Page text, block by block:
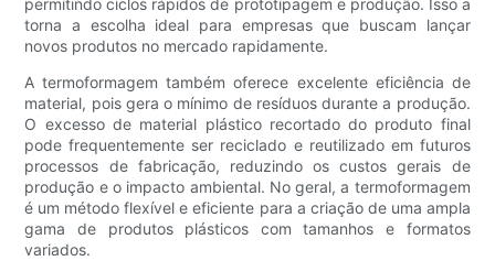
permitindo ciclos rápidos de prototipagem e produção. Isso a
torna a escolha ideal para empresas que buscam lançar
novos produtos no mercado rapidamente.
A termoformagem também oferece excelente eficiência de
material, pois gera o mínimo de resíduos durante a produção.
O excesso de material plástico recortado do produto final
pode frequentemente ser reciclado e reutilizado em futuros
processos de fabricação, reduzindo os custos gerais de
produção e o impacto ambiental. No geral, a termoformagem
é um método flexível e eficiente para a criação de uma ampla
gama de produtos plásticos com tamanhos e formatos
variados.